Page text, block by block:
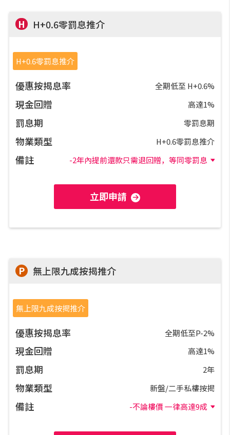
免費裝修轉介服務
裝修設計專欄
火險、家居、寵物保險
保險資訊專欄
條款及細則
私隱政策
简
本網頁所提供資料僅作參考用途。
若因錯漏而引致任何不便或損失，中原按揭概不負責。
本網站採用無障礙網頁設計，如有任何問題，可查詢：
2889 2886 / cmb@mail.centanet.com
網上搵樓 |
中原工商舖
H H+0.6零罰息推介
H+0.6零罰息推介
優惠按揭息率 全期低至 H+0.6%
現金回贈 高達1%
罰息期 零罰息期
物業類型 H+0.6零罰息推介
備註 -2年內提前還款只需退回贈，等同零罰息
立即申請
P 無上限九成按揭推介
無上限九成按揭推介
優惠按揭息率 全期低至P-2%
現金回贈 高達1%
罰息期 2年
物業類型 新盤/二手私樓按揭
備註 -不論樓價 一律高達9成